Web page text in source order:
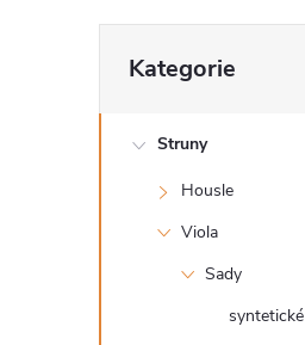
o
kategorie
Kategorie
Struny
Housle
Viola
Sady
syntetické